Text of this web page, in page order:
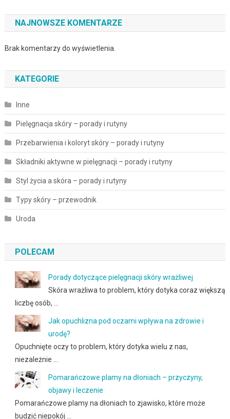
NAJNOWSZE KOMENTARZE
Brak komentarzy do wyświetlenia.
KATEGORIE
Inne
Pielęgnacja skóry – porady i rutyny
Przebarwienia i koloryt skóry – porady i rutyny
Składniki aktywne w pielęgnacji – porady i rutyny
Styl życia a skóra – porady i rutyny
Typy skóry – przewodnik
Uroda
POLECAM
Porady dotyczące pielęgnacji skóry wrażliwej
Skóra wrażliwa to problem, który dotyka coraz większą
liczbę osób, …
Jak opuchlizna pod oczami wpływa na zdrowie i
urodę?
Opuchnięte oczy to problem, który dotyka wielu z nas,
niezależnie …
Pomarańczowe plamy na dłoniach – przyczyny,
objawy i leczenie
Pomarańczowe plamy na dłoniach to zjawisko, które może
budzić niepokój …